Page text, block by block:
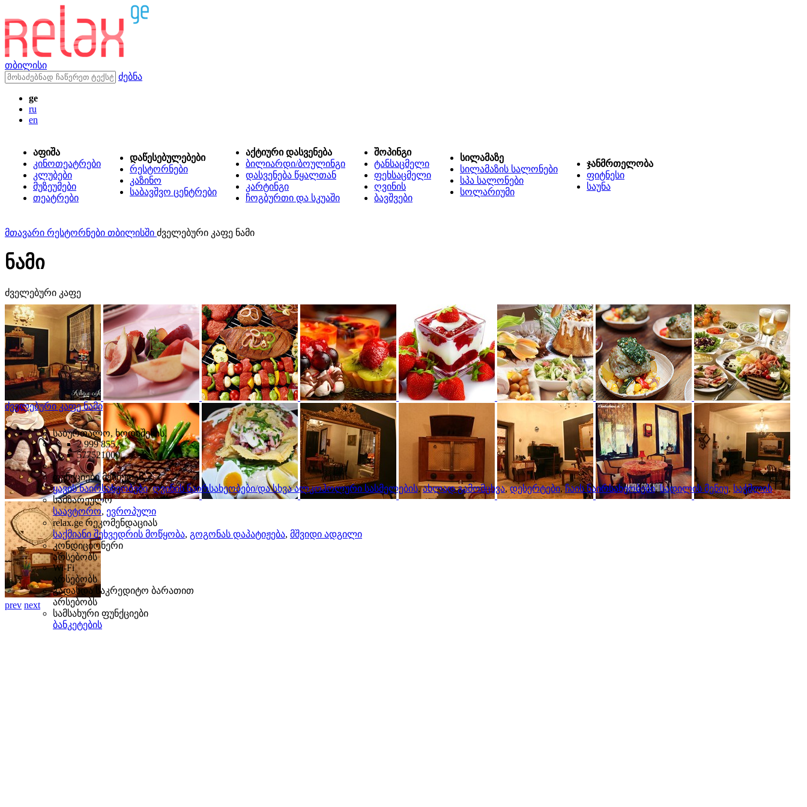
თბილისი
ძებნა
ge
ru
en
აფიშა
კინოთეატრები
კლუბები
მუზეუმები
თეატრები
დაწესებულებები
რესტორნები
კაზინო
საბავშვო ცენტრები
აქტიური დასვენება
ბილიარდი/ბოულინგი
დასვენება წყალთან
კარტინგი
ჩოგბურთი და სკუაში
შოპინგი
ტანსაცმელი
ფეხსაცმელი
ღვინის
ბავშვები
სილამაზე
სილამაზის სალონები
სპა სალონები
სოლარიუმი
ჯანმრთელობა
ფიტნესი
საუნა
მთავარი რესტორნები თბილისში ძველებური კაფე ნამი
ნამი
ძველებური კაფე
prev next
ძველებური კაფე ნამი
საბურთალო, ხოდაშენის,
2 999 855,
577521000
ფუნქციები მენიუდან
ყავის ნაირსახეობები,ღვინის ნაირსახეობები/და სხვა ალკოჰოლური სასმელების,ახლად გამომცხვა,დესერტები,ჩაის ნაირსახეობები, სადილის მენიუ,საჭმლის
სამზარეულო
საავტორო, ევროპული
relax.ge რეკომენდაციას
საქმიანი შეხვედრის მოწყობა, გოგონას დაპატიჟება, მშვიდი ადგილი
კონდიციონერი
არსებობს
Wi-Fi
არსებობს
გადახდა საკრედიტო ბარათით
არსებობს
სამსახური ფუნქციები
ბანკეტების